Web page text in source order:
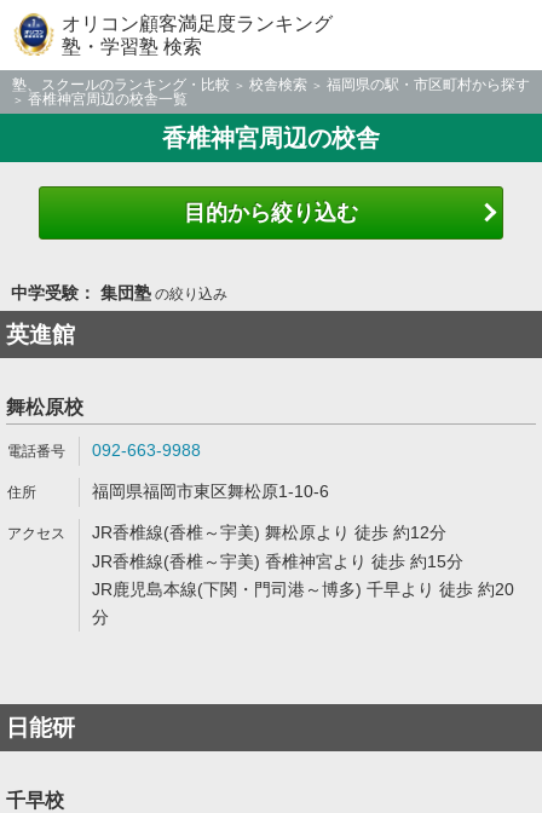
オリコン顧客満足度ランキング
塾・学習塾 検索
塾、スクールのランキング・比較 校舎検索
福岡県の駅・市区町村から探す
香椎神宮周辺の校舎一覧
香椎神宮周辺の校舎
目的から絞り込む
中学受験： 集団塾の絞り込み
英進館
舞松原校
092-663-9988
福岡県福岡市東区舞松原1-10-6
JR香椎線(香椎～宇美) 舞松原より 徒歩 約12分
JR香椎線(香椎～宇美) 香椎神宮より 徒歩 約15分
JR鹿児島本線(下関・門司港～博多) 千早より 徒歩 約20
分
日能研
千早校